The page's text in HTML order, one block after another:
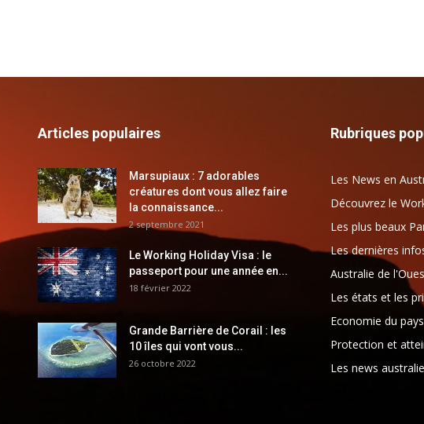
Articles populaires
Marsupiaux : 7 adorables
créatures dont vous allez faire
la connaissance...
2 septembre 2021
Le Working Holiday Visa : le
passeport pour une année en...
18 février 2022
Grande Barrière de Corail : les
10 îles qui vont vous...
26 octobre 2022
Rubriques
Les News en
Découvrez le
Les plus beaux
Les dernières
Australie de
Les états et les
Economie du
Protection et
Les news